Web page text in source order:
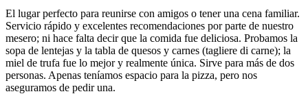
El lugar perfecto para reunirse con amigos o tener una cena familiar.
Servicio rápido y excelentes recomendaciones por parte de nuestro
mesero; ni hace falta decir que la comida fue deliciosa. Probamos la
sopa de lentejas y la tabla de quesos y carnes (tagliere di carne); la
miel de trufa fue lo mejor y realmente única. Sirve para más de dos
personas. Apenas teníamos espacio para la pizza, pero nos
aseguramos de pedir una.